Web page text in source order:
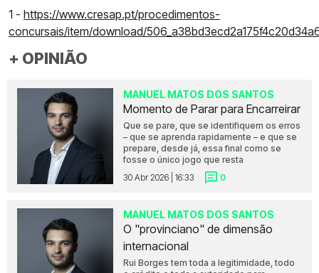
1 - https://www.cresap.pt/procedimentos-
concursais/item/download/
+ OPINIÃO
MANUEL MATOS DOS SANTOS
Momento de Parar para Encarreirar
Que se pare, que se identifiquem os erros
– que se aprenda rapidamente – e que se
prepare, desde já, essa final como se
fosse o único jogo que resta
30 Abr 2026 | 16:33
0
MANUEL MATOS DOS SANTOS
O "provinciano" de dimensão
internacional
Rui Borges tem toda a legitimidade, todo